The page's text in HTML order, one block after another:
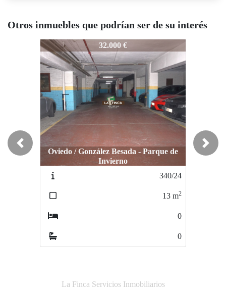
Otros inmuebles que podrían ser de su interés
453-25
32.000 €
Oviedo / González Besada - Parque de
Invierno
340/24
453-25
Oviedo / Centro
Previous Next
La Finca Servicios Inmobiliarios